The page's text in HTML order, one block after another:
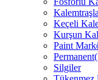
Keçeli
Kurşun
Paint
Silgiler